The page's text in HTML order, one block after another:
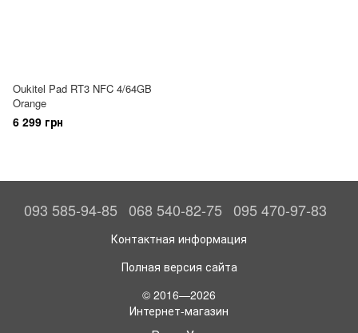
Oukitel Pad RT3 NFC 4/64GB
Orange
6 299 грн
093 585-94-85 068 540-82-75 095 470-97-83
Контактная информация
Полная версия сайта
© 2016—2026
Интернет-магазин